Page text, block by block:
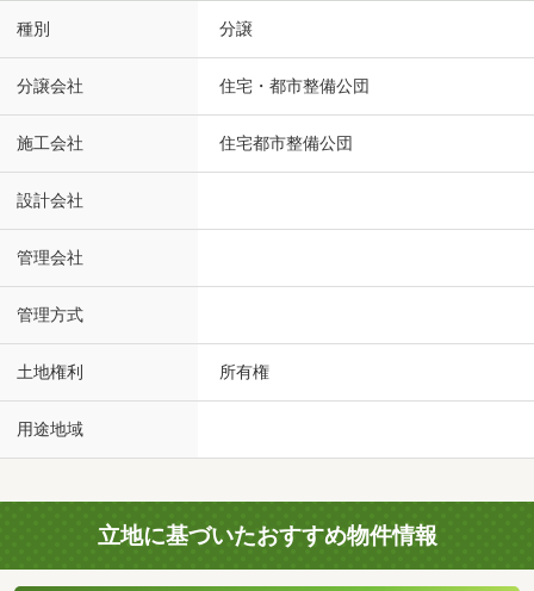
種別 分譲
分譲会社 住宅・都市整備公団
施工会社 住宅都市整備公団
設計会社
管理会社
管理方式
土地権利 所有権
用途地域
立地に基づいたおすすめ物件情報